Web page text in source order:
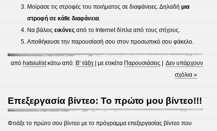
Μοίρασε τις στροφές του ποιήματος σε διαφάνειες. Δηλαδή μια
στροφή σε κάθε διαφάνεια.
Να βάλεις εικόνες από το Internet δίπλα από τους στίχους.
Αποθήκευσε την παρουσίασή σου στον προσωπικό σου φάκελο.
από hatsiulistκάτω από: Β' τάξη | με ετικέτα Παρουσιάσεις |Δεν υπάρχουν
σχόλια »
Επεξεργασία βίντεο: Το πρώτο μου βίντεο!!!
Φτιάξε το πρώτο σου βίντεο με το πρόγραμμα επεξεργασίας βίντεο που